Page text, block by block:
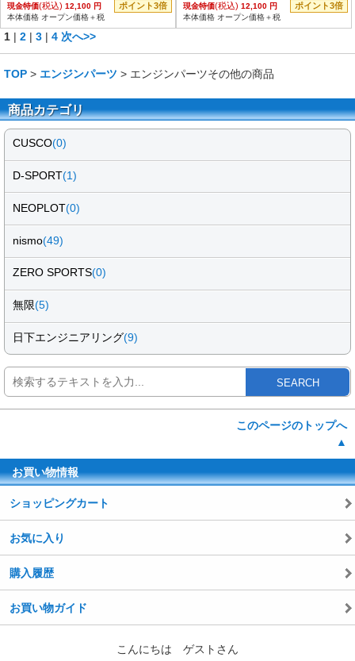
現金特価(税込) 12,100 円 ポイント3倍
本体価格 オープン価格＋税
現金特価(税込) 12,100 円 ポイント3倍
本体価格 オープン価格＋税
1 | 2 | 3 | 4 次へ>>
TOP > エンジンパーツ > エンジンパーツその他の商品
商品カテゴリ
CUSCO(0)
D-SPORT(1)
NEOPLOT(0)
nismo(49)
ZERO SPORTS(0)
無限(5)
日下エンジニアリング(9)
SEARCH
このページのトップへ
▲
お買い物情報
ショッピングカート
お気に入り
購入履歴
お買い物ガイド
こんにちは ゲストさん